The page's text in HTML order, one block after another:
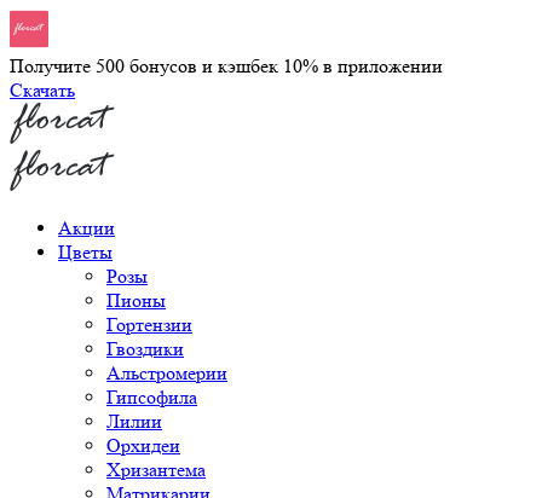
Получите 500 бонусов и кэшбек 10% в приложении
Скачать
Акции
Цветы
Розы
Пионы
Гортензии
Гвоздики
Альстромерии
Гипсофила
Лилии
Орхидеи
Хризантема